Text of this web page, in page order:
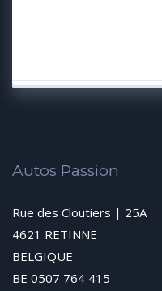
Autos Passion
Rue des Cloutiers | 25A
4621 RETINNE
BELGIQUE
BE 0507 764 415